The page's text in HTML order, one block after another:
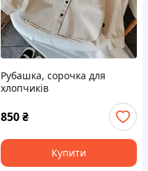
Рубашка, сорочка для
хлопчиків
850₴
Купити